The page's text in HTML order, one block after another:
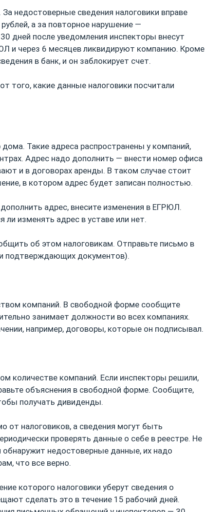
недостоверные сведения налоговики вправе
а за повторное нарушение —
дней после уведомления инспекторы внесут
и через 6 месяцев ликвидируют компанию. Кроме
в банк, и он заблокирует счет.
того, какие данные налоговики посчитали
Такие адреса распространены у компаний,
Адрес надо дополнить — внести номер офиса
и в договорах аренды. В таком случае стоит
в котором адрес будет записан полностью.
адрес, внесите изменения в ЕГРЮЛ.
ли изменять адрес в уставе или нет.
об этом налоговикам. Отправьте письмо в
подтверждающих документов).
компаний. В свободной форме сообщите
занимает должности во всех компаниях.
например, договоры, которые он подписывал.
количестве компаний. Если инспекторы решили,
объяснения в свободной форме. Сообщите,
получать дивиденды.
от налоговиков, а сведения могут быть
проверять данные о себе в реестре. Не
недостоверные данные, их надо
что все верно.
которого налоговики уберут сведения о
сделать это в течение 15 рабочий дней.